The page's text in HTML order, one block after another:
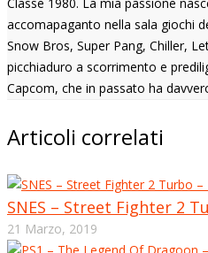
accomapaganto nella sala giochi
Snow Bros, Super Pang, Chiller,
picchiaduro a scorrimento e
Capcom, che in passato ha
Articoli correlati
SNES – Street Fighter 2
21 Marzo, 2019